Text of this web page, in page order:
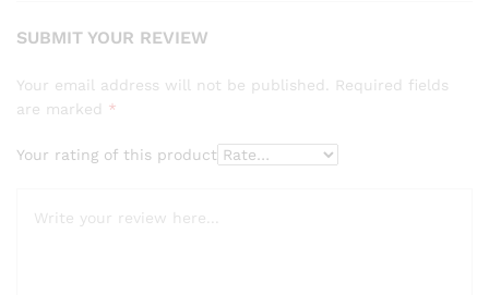
SUBMIT YOUR REVIEW
Your email address will not be published. Required fields
are marked *
Your rating of this product